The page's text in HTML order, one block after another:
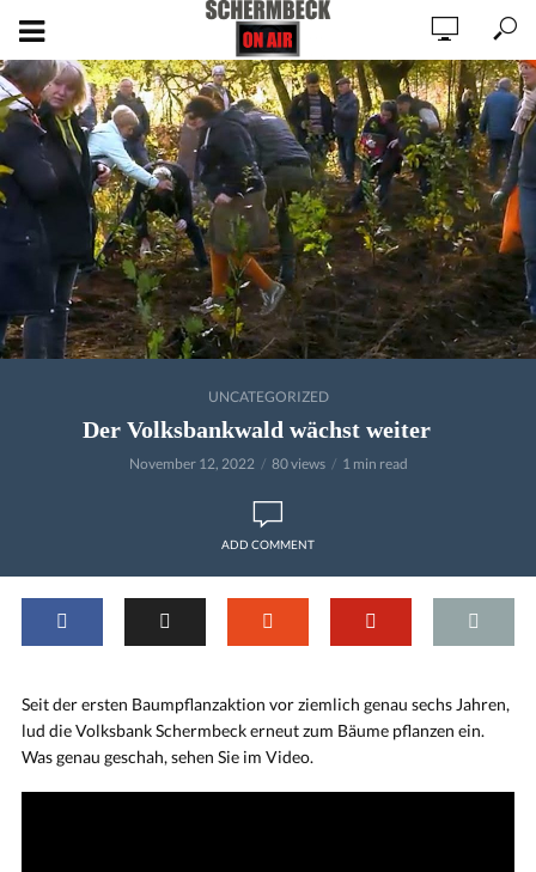
UNCATEGORIZED
Der Volksbankwald wächst weiter
November 12, 2022 80 views 1 min read
ADD COMMENT
Seit der ersten Baumpflanzaktion vor ziemlich genau sechs Jahren,
lud die Volksbank Schermbeck erneut zum Bäume pflanzen ein.
Was genau geschah, sehen Sie im Video.